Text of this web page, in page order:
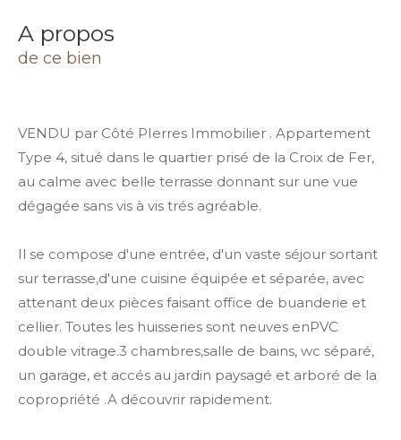
a propos
de ce bien
VENDU par Côté PIerres Immobilier . Appartement
Type 4, situé dans le quartier prisé de la Croix de Fer,
au calme avec belle terrasse donnant sur une vue
dégagée sans vis à vis trés agréable.
Il se compose d'une entrée, d'un vaste séjour sortant
sur terrasse,d'une cuisine équipée et séparée, avec
attenant deux pièces faisant office de buanderie et
cellier. Toutes les huisseries sont neuves enPVC
double vitrage.3 chambres,salle de bains, wc séparé,
un garage, et accés au jardin paysagé et arboré de la
copropriété .A découvrir rapidement.